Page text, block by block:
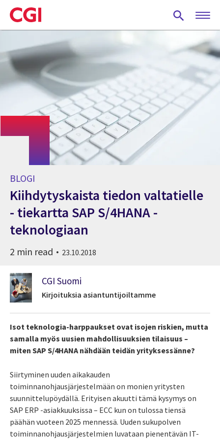
Skip
to
main
BLOGI
Kiihdytyskaista tiedon valtatielle
- tiekartta SAP S/4HANA -
teknologiaan
2 min read 23.10.2018
CGI Suomi
Kirjoituksia asiantuntijoiltamme
Isot teknologia-harppaukset ovat isojen riskien, mutta
samalla myös uusien mahdollisuuksien tilaisuus –
miten SAP S/4HANA nähdään teidän yrityksessänne?
Siirtyminen uuden aikakauden
toiminnanohjausjärjestelmään on monien yritysten
suunnittelupöydällä. Erityisen akuutti tämä kysymys on
SAP ERP -asiakkuuksissa – ECC kun on tulossa tiensä
päähän vuoteen 2025 mennessä. Uuden sukupolven
toiminnanohjausjärjestelmien luvataan pienentävän IT-